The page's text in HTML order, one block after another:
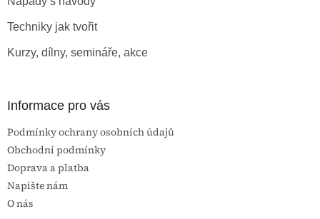
Techniky jak tvořit
Kurzy, dílny, semináře, akce
Informace pro vás
Podmínky ochrany osobních údajů
Obchodní podmínky
Doprava a platba
Napište nám
O nás